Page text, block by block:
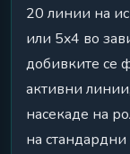
20 линии на
или 5x4 во
добивките се
активни
насекаде на
на